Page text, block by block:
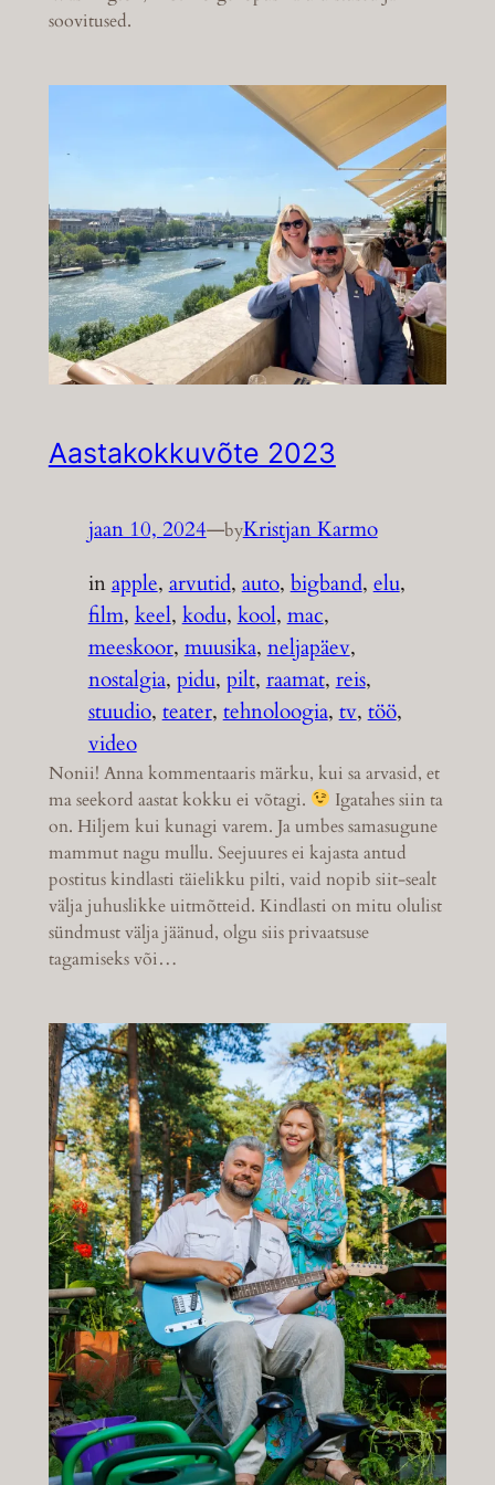
soovitused.
Aastakokkuvõte 2023
jaan 10, 2024—byKristjan Karmo
inapple, arvutid, auto, bigband, elu
film, keel, kodu, kool, mac
meeskoor, muusika, neljapäev
nostalgia, pidu, pilt, raamat, reis
stuudio, teater, tehnoloogia, tv, töö
video
Nonii! Anna kommentaaris märku, kui sa arvasid, et
ma seekord aastat kokku ei võtagi.
Igatahes siin ta
on. Hiljem kui kunagi varem. Ja umbes samasugune
mammut nagu mullu. Seejuures ei kajasta antud
postitus kindlasti täielikku pilti, vaid nopib siit-sealt
välja juhuslikke uitmõtteid. Kindlasti on mitu olulist
sündmust välja jäänud, olgu siis privaatsuse
tagamiseks või…